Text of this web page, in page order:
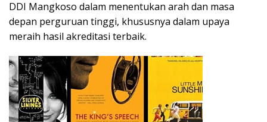
DDI Mangkoso dalam menentukan arah dan masa
depan perguruan tinggi, khususnya dalam upaya
meraih hasil akreditasi terbaik.